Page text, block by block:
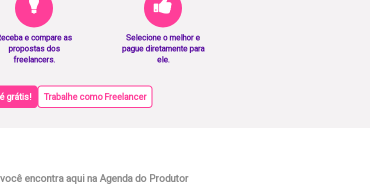
e compare as
propostas dos
freelancers.
Selecione o melhor e
pague diretamente para
ele.
grátis! Trabalhe como Freelancer
encontra aqui na Agenda do Produtor